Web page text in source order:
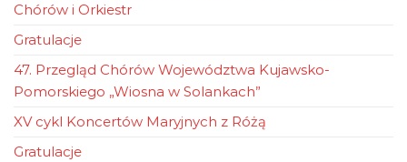
Chórów i Orkiestr
Gratulacje
47. Przegląd Chórów Województwa Kujawsko-
Pomorskiego „Wiosna w Solankach”
XV cykl Koncertów Maryjnych z Różą
Gratulacje